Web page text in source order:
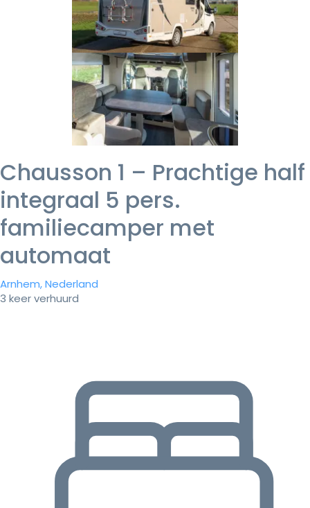
Chausson 1 – Prachtige half
integraal 5 pers.
familiecamper met
automaat
Arnhem, Nederland
3 keer verhuurd